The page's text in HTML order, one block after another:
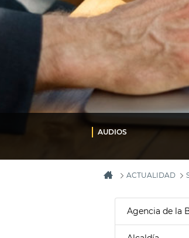
AUDIOS
ACTUALIDAD
Agencia de la